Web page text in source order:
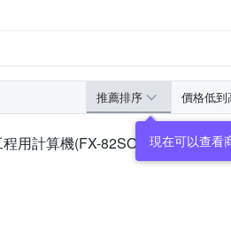
推薦排序 價格低到
現在可以查看
用計算機(FX-82SOLARII)